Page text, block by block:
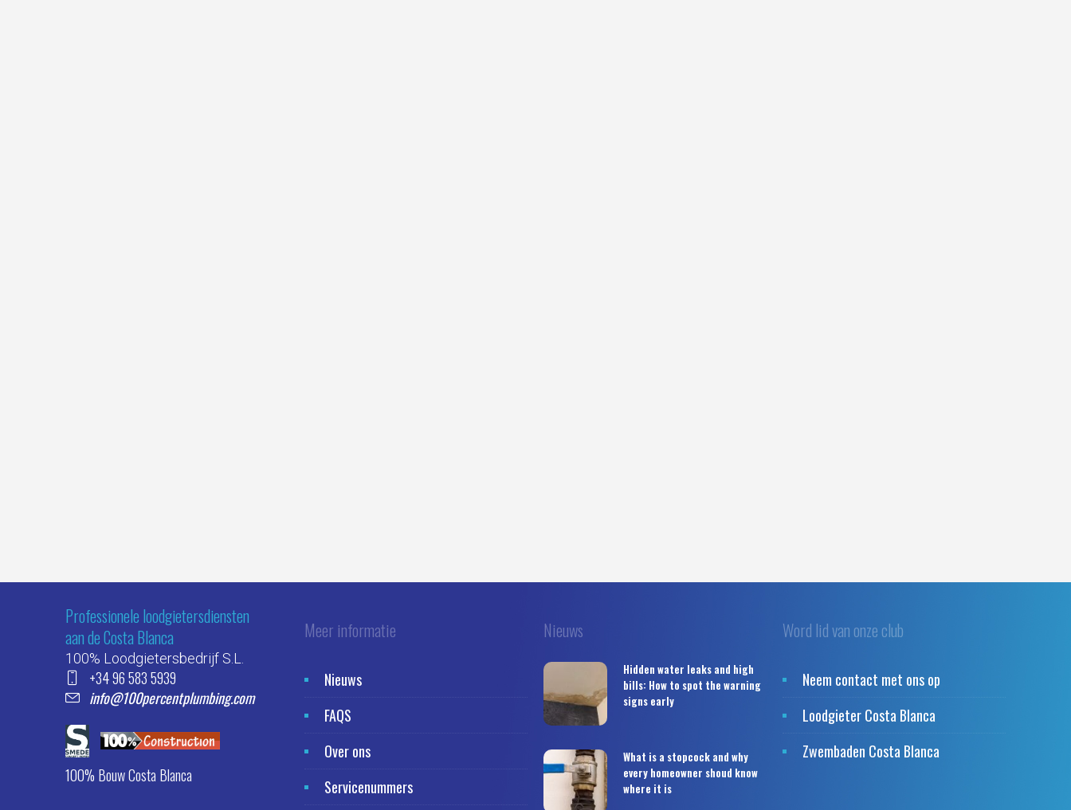
Professionele loodgietersdiensten
aan de Costa Blanca
100% Loodgietersbedrijf S.L.
+34 96 583 5939
info@100percentplumbing.com
100% Bouw Costa Blanca
Meer informatie
Nieuws
FAQS
Over ons
Servicenummers
Nieuws
Hidden water leaks and high
bills: How to spot the warning
signs early
What is a stopcock and why
every homeowner shoud know
where it is
Word lid van onze club
Neem contact met ons op
Loodgieter Costa Blanca
Zwembaden Costa Blanca